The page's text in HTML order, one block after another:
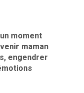
moment
maman
engendrer